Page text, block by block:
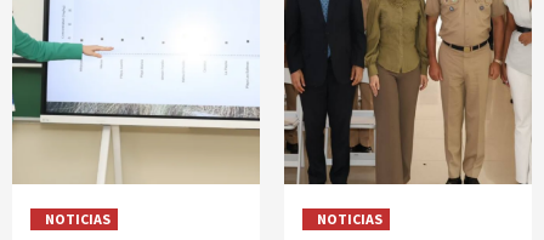
NOTICIAS NOTICIAS